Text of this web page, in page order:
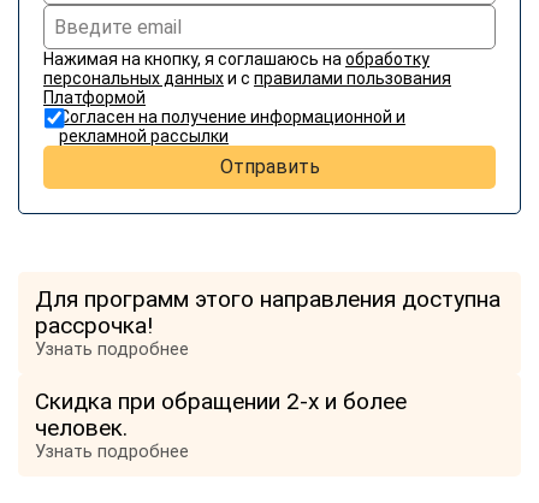
Нажимая на кнопку, я соглашаюсь на обработку
персональных данныхи с правилами пользования
Платформой
Согласен на получение информационной и
рекламной рассылки
Отправить
Для программ этого направления доступна
рассрочка!
Узнать подробнее
Скидка при обращении 2-х и более
человек.
Узнать подробнее